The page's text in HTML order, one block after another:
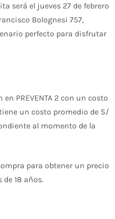
será el jueves 27 de febrero
Bolognesi 757,
perfecto para disfrutar
PREVENTA 2 con un costo
un costo promedio de S/
al momento de la
para obtener un precio
18 años.